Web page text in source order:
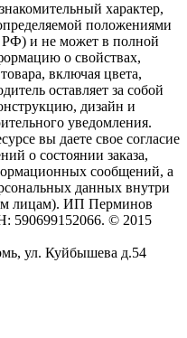
характер,
положениями
РФ) и не может в полной
о свойствах,
включая цвета,
оставляет за собой
дизайн и
уведомления.
вы даете свое согласие
о состоянии заказа,
сообщений, а
данных внутри
лицам). ИП Перминов
590699152066. © 2015
ул. Куйбышева д.54